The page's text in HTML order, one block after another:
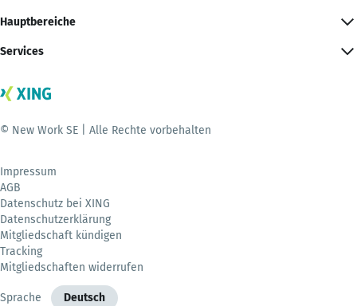
Hauptbereiche
Services
© New Work SE | Alle Rechte vorbehalten
Impressum
AGB
Datenschutz bei XING
Datenschutzerklärung
Mitgliedschaft kündigen
Tracking
Mitgliedschaften widerrufen
Sprache Deutsch